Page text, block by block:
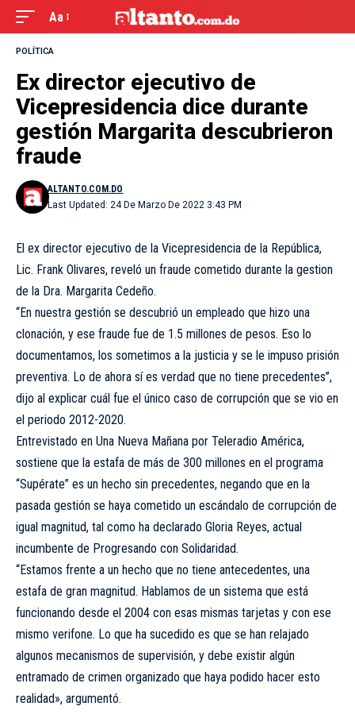
Aa
POLÍTICA
Ex director ejecutivo de
Vicepresidencia dice durante
gestión Margarita descubrieron
fraude
Last Updated: 24 De Marzo De 2022 3:43 PM
ALTANTO.COM.DO
El ex director ejecutivo de la Vicepresidencia de la República,
Lic. Frank Olivares, reveló un fraude cometido durante la gestion
de la Dra. Margarita Cedeño.
“En nuestra gestión se descubrió un empleado que hizo una
clonación, y ese fraude fue de 1.5 millones de pesos. Eso lo
documentamos, los sometimos a la justicia y se le impuso prisión
preventiva. Lo de ahora sí es verdad que no tiene precedentes”,
dijo al explicar cuál fue el único caso de corrupción que se vio en
el periodo 2012-2020.
Entrevistado en Una Nueva Mañana por Teleradio América,
sostiene que la estafa de más de 300 millones en el programa
“Supérate” es un hecho sin precedentes, negando que en la
pasada gestión se haya cometido un escándalo de corrupción de
igual magnitud, tal como ha declarado Gloria Reyes, actual
incumbente de Progresando con Solidaridad.
“Estamos frente a un hecho que no tiene antecedentes, una
estafa de gran magnitud. Hablamos de un sistema que está
funcionando desde el 2004 con esas mismas tarjetas y con ese
mismo verifone. Lo que ha sucedido es que se han relajado
algunos mecanismos de supervisión, y debe existir algún
entramado de crimen organizado que haya podido hacer esto
realidad», argumentó.